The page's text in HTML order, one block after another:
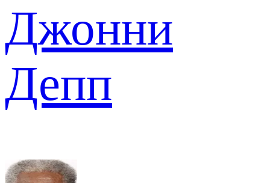
Джонни
Депп